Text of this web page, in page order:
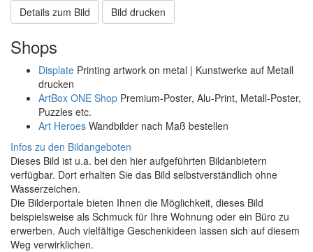
Details zum Bild
Bild drucken
Shops
Displate Printing artwork on metal | Kunstwerke auf Metall
drucken
ArtBox ONE Shop Premium-Poster, Alu-Print, Metall-Poster,
Puzzles etc.
Art Heroes Wandbilder nach Maß bestellen
Infos zu den Bildangeboten
Dieses Bild ist u.a. bei den hier aufgeführten Bildanbietern
verfügbar. Dort erhalten Sie das Bild selbstverständlich ohne
Wasserzeichen.
Die Bilderportale bieten Ihnen die Möglichkeit, dieses Bild
beispielsweise als Schmuck für Ihre Wohnung oder ein Büro zu
erwerben. Auch vielfältige Geschenkideen lassen sich auf diesem
Weg verwirklichen.